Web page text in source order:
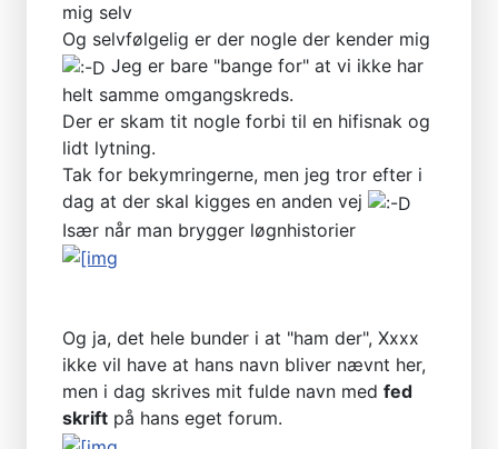
mig selv
Og selvfølgelig er der nogle der kender mig
Jeg er bare "bange for" at vi ikke har
helt samme omgangskreds.
Der er skam tit nogle forbi til en hifisnak og
lidt lytning.
Tak for bekymringerne, men jeg tror efter i
dag at der skal kigges en anden vej
Især når man brygger løgnhistorier
Og ja, det hele bunder i at "ham der", Xxxx
ikke vil have at hans navn bliver nævnt her,
men i dag skrives mit fulde navn med fed
skrift på hans eget forum.